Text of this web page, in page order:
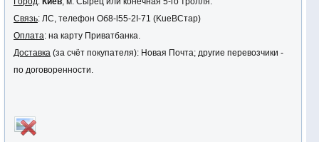
Связь: ЛС, телефон Oб8-l55-2I-71 (KuеBCтaр)
Оплата: на карту Приватбанка.
Доставка (за счёт покупателя): Новая Почта; другие перевозчики -
по договоренности.